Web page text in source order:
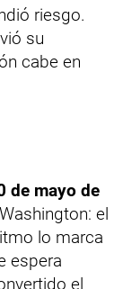
riesgo.
su
cabe en
de mayo de
el
lo marca
espera
el